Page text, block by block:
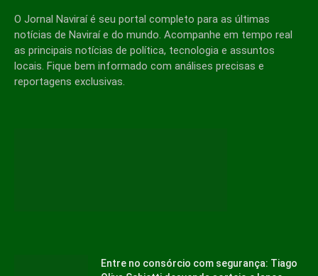
O Jornal Naviraí é seu portal completo para as últimas
notícias de Naviraí e do mundo. Acompanhe em tempo real
as principais notícias de política, tecnologia e assuntos
locais. Fique bem informado com análises precisas e
reportagens exclusivas.
Entre no consórcio com segurança: Tiago